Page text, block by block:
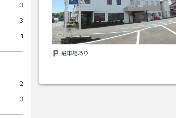
3
3
1
2
3
駐車場あり